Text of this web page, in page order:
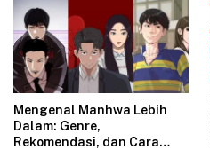
Mengenal Manhwa Lebih
Dalam: Genre,
Rekomendasi, dan Cara